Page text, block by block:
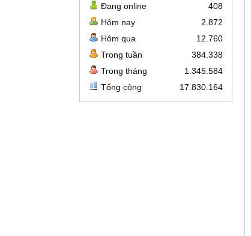
Đang online
408
Hôm nay
2.872
Hôm qua
12.760
Trong tuần
384.338
Trong tháng
1.345.584
Tổng cộng
17.830.164